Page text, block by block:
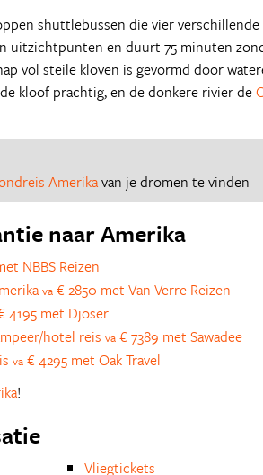
shuttlebussen die vier verschillende
uitzichtpunten en duurt 75 minuten
vol steile kloven is gevormd door
kloof prachtig, en de donkere rivier de
Amerikavan je dromen te vinden
naar Amerika
NBBS Reizen
va € 2850 met Van Verre Reizen
4195 met Djoser
hotel reis va € 7389 met Sawadee
va € 4295 met Oak Travel
!
Vliegtickets